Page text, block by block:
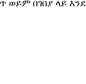
ወይም በገበያ ላይ እንደ